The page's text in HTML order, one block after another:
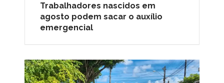
Trabalhadores nascidos em
agosto podem sacar o auxílio
emergencial